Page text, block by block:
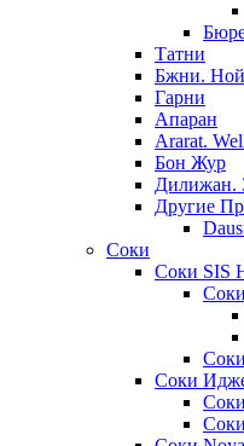
Татни
Бжни. Ной
Гарни
Апаран
Ararat.
Бон Жур
Дилижан.
Другие
Соки
Соки SIS
Соки